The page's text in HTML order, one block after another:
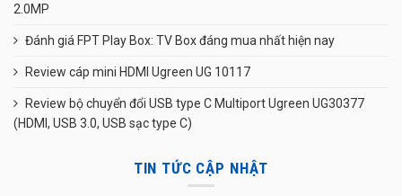
2.0MP
Đánh giá FPT Play Box: TV Box đáng mua nhất hiện nay
Review cáp mini HDMI Ugreen UG 10117
Review bộ chuyển đổi USB type C Multiport Ugreen UG30377
(HDMI, USB 3.0, USB sạc type C)
TIN TỨC CẬP NHẬT